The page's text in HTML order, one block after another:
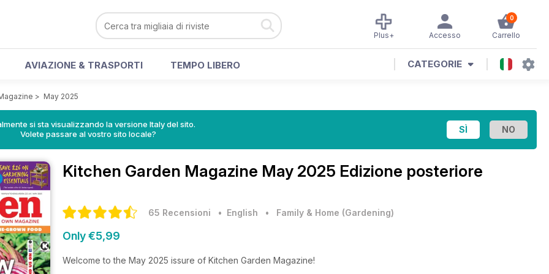
0
Carrello
Accesso
Plus+
AVIAZIONE & TRASPORTI TEMPO LIBERO CATEGORIE
> May 2025
si sta visualizzando la versione Italy del sito.
Volete passare al vostro sito locale?
Kitchen Garden Magazine May 2025 Edizione posteriore
65 Recensioni • English • Family & Home (Gardening)
Only €5,99
Welcome to the May 2025 issure of Kitchen Garden Magazine!